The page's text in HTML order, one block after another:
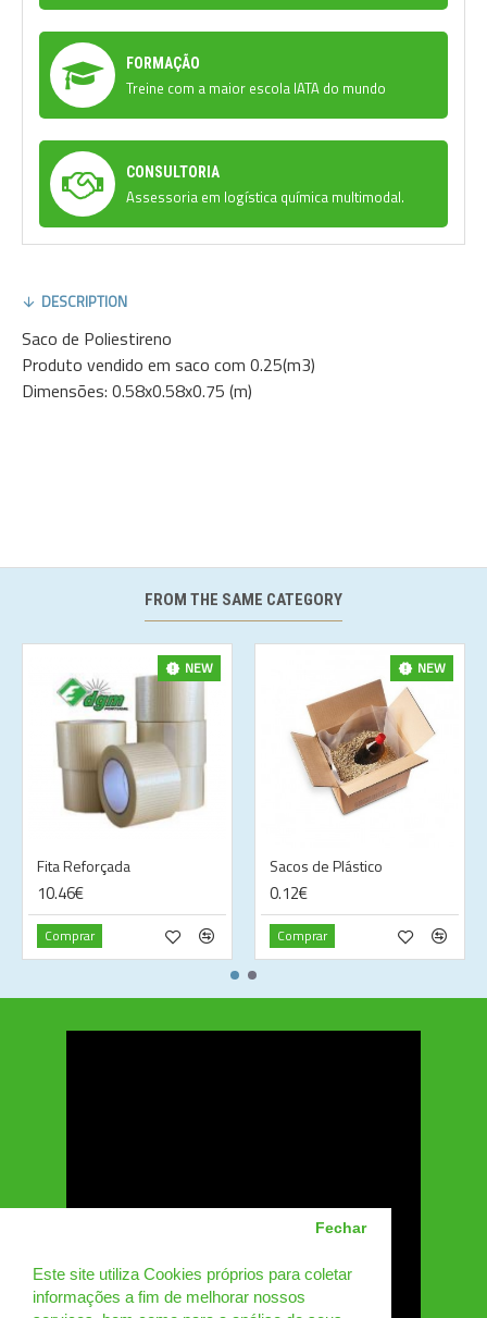
Este site utiliza Cookies próprios para coletar
informações a fim de melhorar nossos
Fechar
FORMAÇÃO
Treine com a maior escola IATA do mundo
CONSULTORIA
Assessoria em logística química multimodal.
DESCRIPTION
Saco de Poliestireno
Produto vendido em saco com 0.25(m3)
Dimensões: 0.58x0.58x0.75 (m)
FROM THE SAME CATEGORY
NEW
Fita Reforçada
10.46€
Comprar
NEW
Sacos de Plástico
0.12€
Comprar